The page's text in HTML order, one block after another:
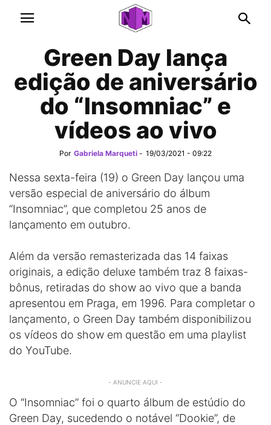
Green Day lança
edição de aniversário
do “Insomniac” e
vídeos ao vivo
Por Gabriela Marqueti - 19/03/2021 - 09:22
Nessa sexta-feira (19) o Green Day lançou uma
versão especial de aniversário do álbum
“Insomniac”, que completou 25 anos de
lançamento em outubro.
Além da versão remasterizada das 14 faixas
originais, a edição deluxe também traz 8 faixas-
bônus, retiradas do show ao vivo que a banda
apresentou em Praga, em 1996. Para completar o
lançamento, o Green Day também disponibilizou
os vídeos do show em questão em uma playlist
do YouTube.
- ANUNCIE AQUI -
O “Insomniac” foi o quarto álbum de estúdio do
Green Day, sucedendo o notável “Dookie”, de